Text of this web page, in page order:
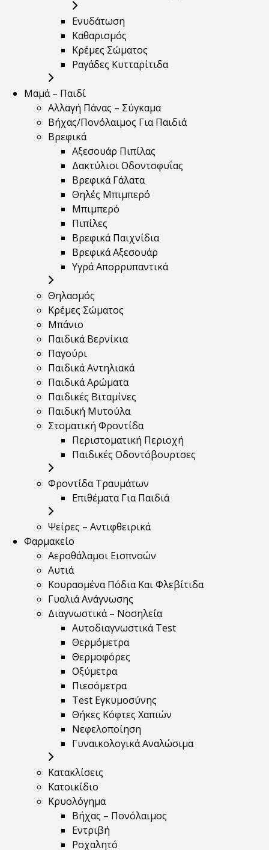
Ενυδάτωση
Καθαρισμός
Κρέμες Σώματος
Ραγάδες Κυτταρίτιδα
Μαμά – Παιδί
Αλλαγή Πάνας – Σύγκαμα
Βήχας/Πονόλαιμος Για Παιδιά
Βρεφικά
Αξεσουάρ Πιπίλας
Δακτύλιοι Οδοντοφυΐας
Βρεφικά Γάλατα
Θηλές Μπιμπερό
Μπιμπερό
Πιπίλες
Βρεφικά Παιχνίδια
Βρεφικά Αξεσουάρ
Υγρά Απορρυπαντικά
Θηλασμός
Κρέμες Σώματος
Μπάνιο
Παιδικά Βερνίκια
Παγούρι
Παιδικά Αντηλιακά
Παιδικά Αρώματα
Παιδικές Βιταμίνες
Παιδική Μυτούλα
Στοματική Φροντίδα
Περιστοματική Περιοχή
Παιδικές Οδοντόβουρτσες
Φροντίδα Τραυμάτων
Επιθέματα Για Παιδιά
Ψείρες – Αντιφθειρικά
Φαρμακείο
Αεροθάλαμοι Εισπνοών
Αυτιά
Κουρασμένα Πόδια Και Φλεβίτιδα
Γυαλιά Ανάγνωσης
Διαγνωστικά – Νοσηλεία
Αυτοδιαγνωστικά Test
Θερμόμετρα
Θερμοφόρες
Οξύμετρα
Πιεσόμετρα
Test Εγκυμοσύνης
Θήκες Κόφτες Χαπιών
Νεφελοποίηση
Γυναικολογικά Αναλώσιμα
Κατακλίσεις
Κατοικίδιο
Κρυολόγημα
Βήχας – Πονόλαιμος
Εντριβή
Ροχαλητό